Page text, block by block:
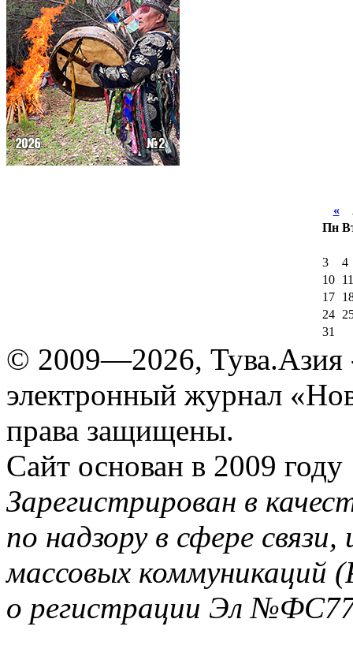
«
Пн
3
4
10
11
17
24
31
© 2009—2026, Тува.Азия
электронный журнал
права защищены.
Сайт основан в 2009 году
Зарегистрирован в
по надзору в сфере
массовых коммуникаций
о регистрации Эл